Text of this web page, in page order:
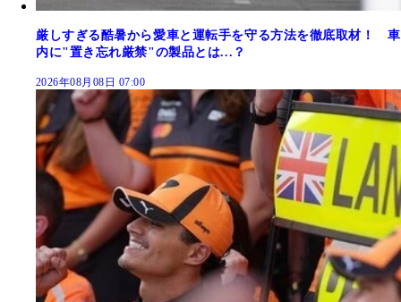
厳しすぎる酷暑から愛車と運転手を守る方法を徹底取材！ 車
内に"置き忘れ厳禁"の製品とは...？
2026年08月08日 07:00